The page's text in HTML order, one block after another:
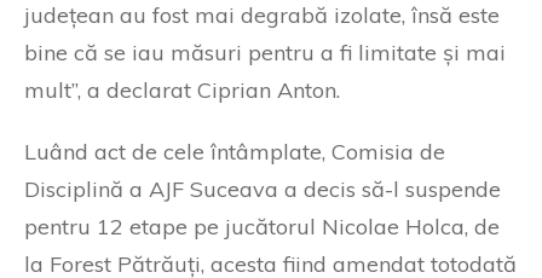
județean au fost mai degrabă izolate, însă este
bine că se iau măsuri pentru a fi limitate și mai
mult”, a declarat Ciprian Anton.
Luând act de cele întâmplate, Comisia de
Disciplină a AJF Suceava a decis să-l suspende
pentru 12 etape pe jucătorul Nicolae Holca, de
la Forest Pătrăuți, acesta fiind amendat totodată